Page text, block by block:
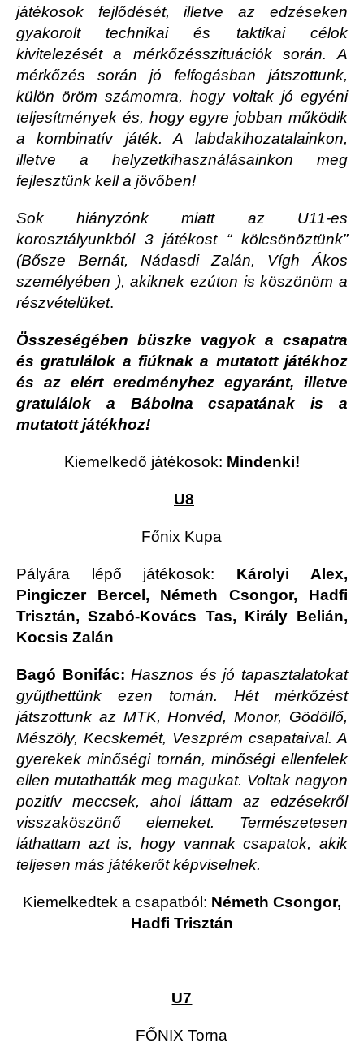
játékosok fejlődését, illetve az edzéseken
gyakorolt technikai és taktikai célok
kivitelezését a mérkőzésszituációk során. A
mérkőzés során jó felfogásban játszottunk,
külön öröm számomra, hogy voltak jó egyéni
teljesítmények és, hogy egyre jobban működik
a kombinatív játék. A labdakihozatalainkon,
illetve a helyzetkihasználásainkon meg
fejlesztünk kell a jövőben!
Sok hiányzónk miatt az U11-es
korosztályunkból 3 játékost “ kölcsönöztünk”
(Bősze Bernát, Nádasdi Zalán, Vígh Ákos
személyében ), akiknek ezúton is köszönöm a
részvételüket.
Összeségében büszke vagyok a csapatra
és gratulálok a fiúknak a mutatott játékhoz
és az elért eredményhez egyaránt, illetve
gratulálok a Bábolna csapatának is a
mutatott játékhoz!
Kiemelkedő játékosok: Mindenki!
U8
Főnix Kupa
Pályára lépő játékosok: Károlyi Alex,
Pingiczer Bercel, Németh Csongor, Hadfi
Trisztán, Szabó-Kovács Tas, Király Belián,
Kocsis Zalán
Bagó Bonifác: Hasznos és jó tapasztalatokat
gyűjthettünk ezen tornán. Hét mérkőzést
játszottunk az MTK, Honvéd, Monor, Gödöllő,
Mészöly, Kecskemét, Veszprém csapataival. A
gyerekek minőségi tornán, minőségi ellenfelek
ellen mutathatták meg magukat. Voltak nagyon
pozitív meccsek, ahol láttam az edzésekről
visszaköszönő elemeket. Természetesen
láthattam azt is, hogy vannak csapatok, akik
teljesen más játékerőt képviselnek.
Kiemelkedtek a csapatból: Németh Csongor,
Hadfi Trisztán
U7
FŐNIX Torna